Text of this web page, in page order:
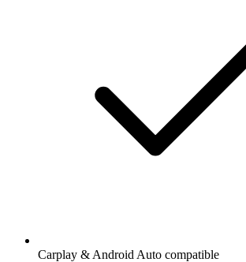
Carplay & Android Auto compatible